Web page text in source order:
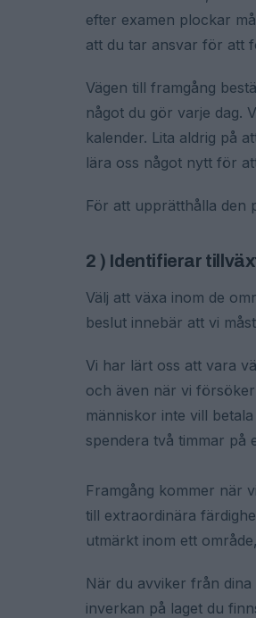
efter examen plockar
att du tar ansvar för att
Vägen till framgång
något du gör varje dag.
kalender. Lita aldrig på
lära oss något nytt för
För att upprätthålla den
2 ) Identifierar
Välj att växa inom de
beslut innebär att vi
Vi har lärt oss att vara
och även när vi
människor inte vill
spendera två timmar på
Framgång kommer när
till extraordinära
utmärkt inom ett
När du avviker från
inverkan på laget du